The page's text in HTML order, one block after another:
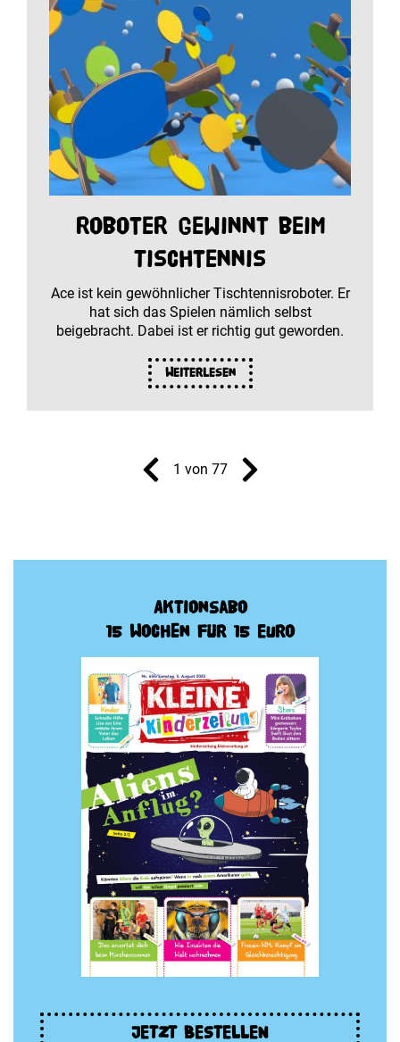
Roboter gewinnt beim
Tischtennis
Ace ist kein gewöhnlicher Tischtennisroboter. Er
hat sich das Spielen nämlich selbst
beigebracht. Dabei ist er richtig gut geworden.
Weiterlesen
1 von 77
Aktionsabo
15 Wochen für 15 Euro
JETZT BESTELLEN